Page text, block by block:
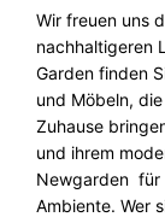
Wir freuen uns
nachhaltigeren
Garden finden
und Möbeln,
Zuhause
und ihrem
Newgarden für
Ambiente. Wer